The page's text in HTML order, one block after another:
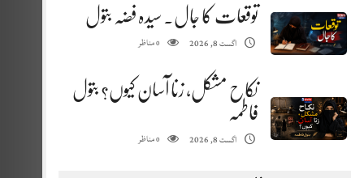
توقعات کا جال. سیدہ فضہ بتول
اگست 8, 2026
0مناظر
نکاح مشکل، زنا آسان کیوں؟ بتول
فاطمہ
اگست 8, 2026
0مناظر